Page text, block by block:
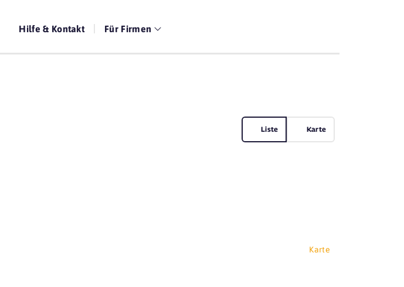
Hilfe & Kontakt Für Firmen
Liste Karte
Karte